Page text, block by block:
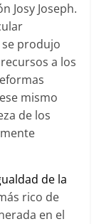
Josy Joseph.
produjo
a los
mismo
de los
de la
rico de
en el